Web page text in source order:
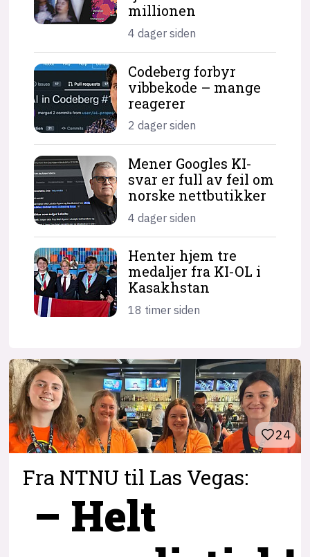
millionen
4 dager siden
Codeberg forbyr
vibbekode – mange
reagerer
2 dager siden
Mener Googles KI-
svar er full av feil om
norske nettbutikker
4 dager siden
Henter hjem tre
medaljer fra KI-OL i
Kasakhstan
18 timer siden
24
Fra NTNU til Las Vegas:
– Helt